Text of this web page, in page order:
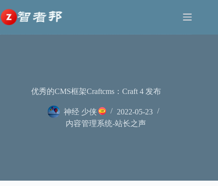
至
内
容
优秀的CMS框架Craftcms：Craft 4 发布
神经 少侠
2022-05-23
内容管理系统-站长之声